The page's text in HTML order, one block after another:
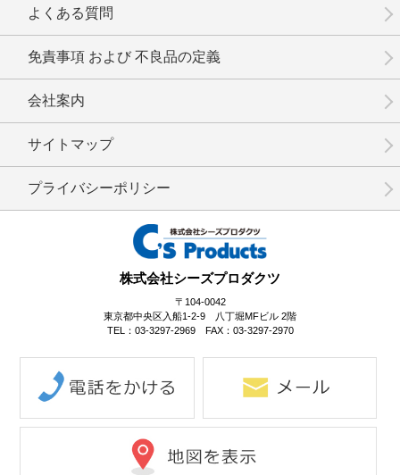
株式会社シーズプロダクツ
〒104-0042
東京都中央区入船1-2-9 八丁堀MFビル 2階
TEL：03-3297-2969 FAX：03-3297-2970
よくある質問
免責事項 および 不良品の定義
会社案内
サイトマップ
プライバシーポリシー